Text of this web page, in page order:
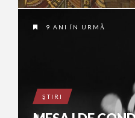
9 ANI ÎN URMĂ
ŞTIRI